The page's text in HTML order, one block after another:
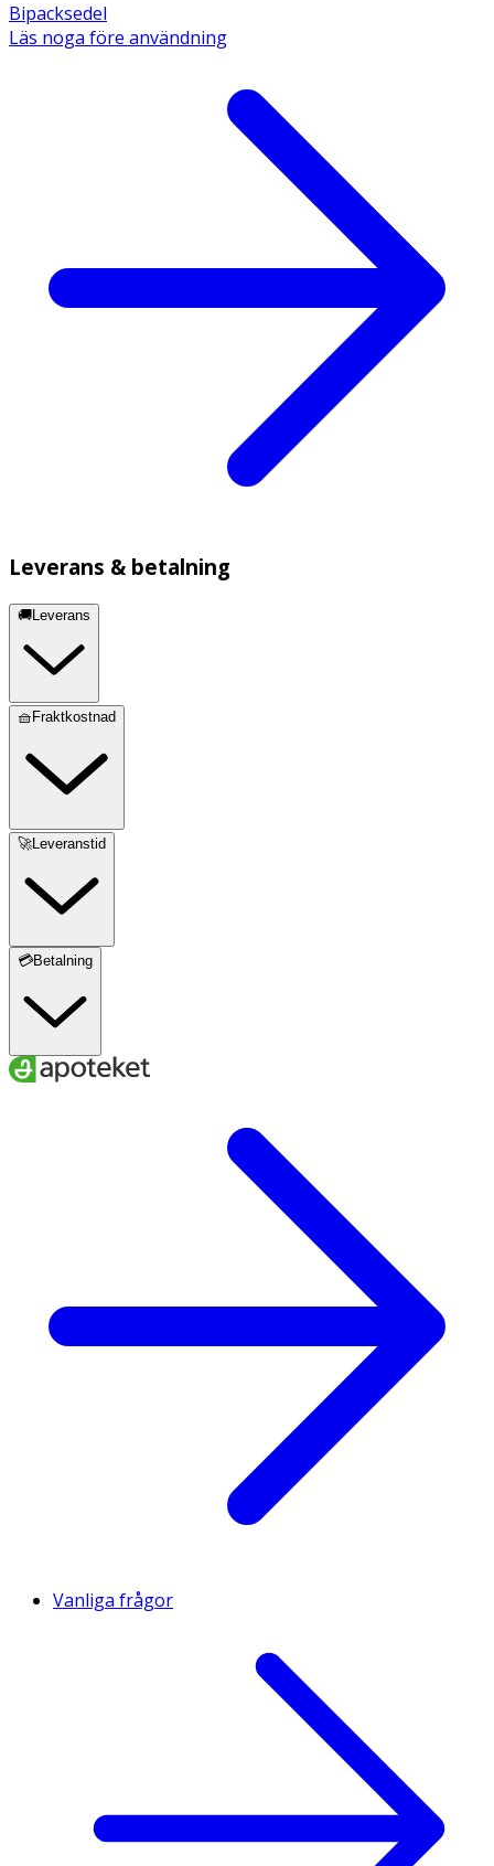
Bipacksedel
Läs noga före användning
Leverans & betalning
🚚Leverans
🧺Fraktkostnad
🚀Leveranstid
💳Betalning
Vanliga frågor